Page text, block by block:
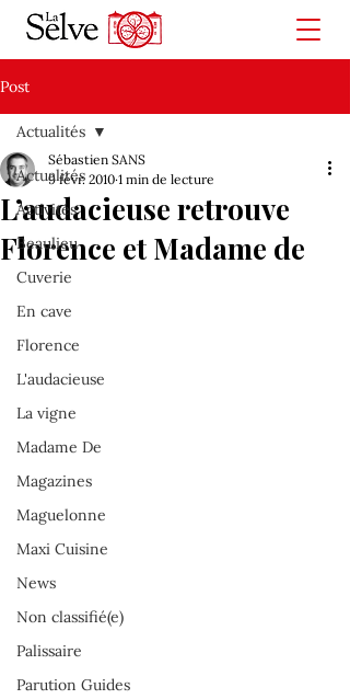
Post
Actualités
Activités
Beaulieu
Cuverie
En cave
Florence
L'audacieuse
La vigne
Madame De
Magazines
Maguelonne
Maxi Cuisine
News
Non classifié(e)
Palissaire
Parution Guides
Actualités
L’audacieuse retrouve
Florence et Madame de
Sébastien SANS
9 févr. 2010 1 min de lecture